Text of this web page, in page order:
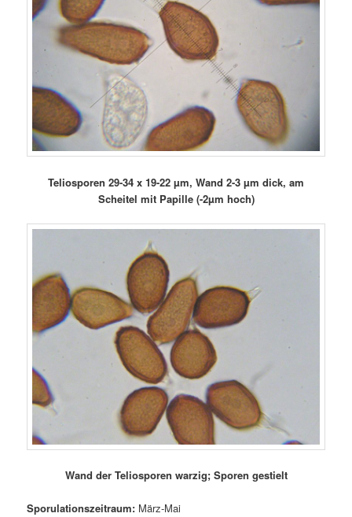
Teliosporen 29-34 x 19-22 µm, Wand 2-3 µm dick, am
Scheitel mit Papille (-2µm hoch)
Wand der Teliosporen warzig; Sporen gestielt
Sporulationszeitraum: März-Mai